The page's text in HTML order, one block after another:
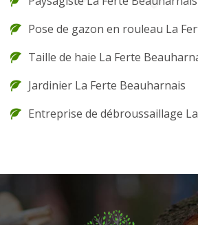
Pose de gazon en rouleau La
Taille de haie La Ferte
Jardinier La Ferte Beauharnais
Entreprise de débroussaillage